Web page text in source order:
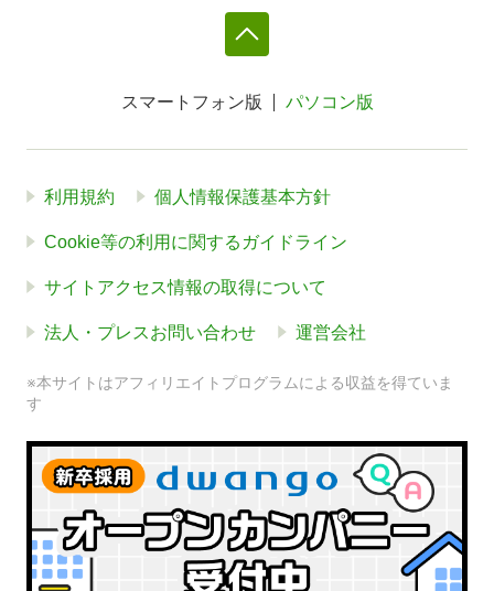
スマートフォン版 パソコン版
利用規約 個人情報保護基本方針
Cookie等の利用に関するガイドライン
サイトアクセス情報の取得について
法人・プレスお問い合わせ 運営会社
※本サイトはアフィリエイトプログラムによる収益を得ていま
す